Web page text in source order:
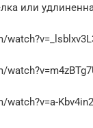
или
watch?v=a-